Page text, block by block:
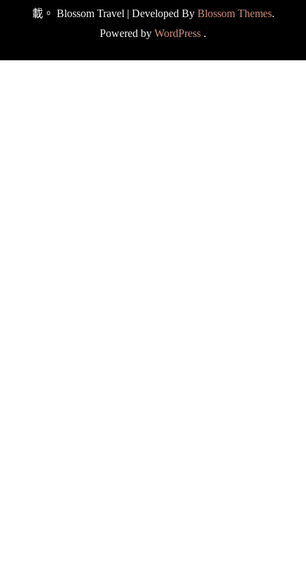
載。 Blossom Travel | Developed By Blossom Themes.
Powered by WordPress .